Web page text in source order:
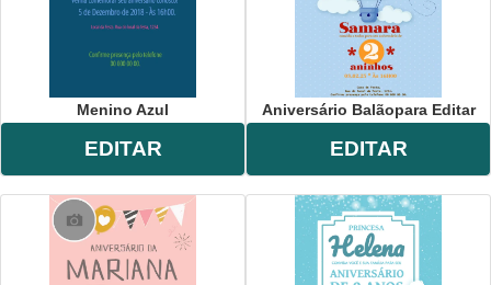
Menino Azul
EDITAR
Aniversário Balãopara Editar
EDITAR